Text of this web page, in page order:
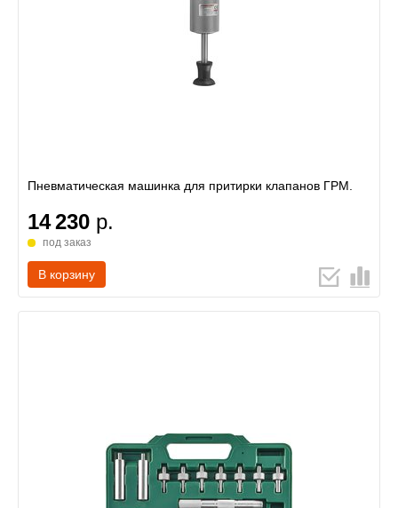
Пневматическая машинка для притирки клапанов ГРМ.
14 230 р.
под заказ
В корзину